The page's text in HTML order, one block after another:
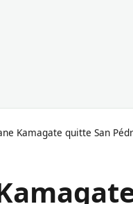
Kamagate quitte San